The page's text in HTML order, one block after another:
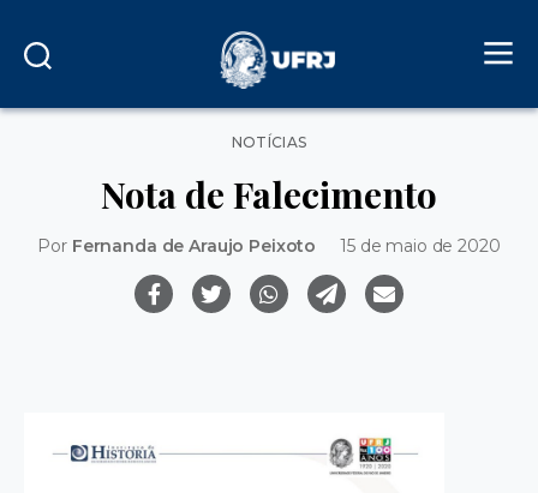
Categorias
NOTÍCIAS
Nota de Falecimento
Por Fernanda de Araujo Peixoto 15 de maio de 2020